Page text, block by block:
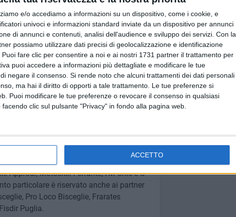
e/o accediamo a informazioni su un dispositivo, come i cookie, e
univoci e informazioni standard inviate da un dispositivo per annunci
di annunci e contenuti, analisi dell'audience e sviluppo dei servizi. Con la
possiamo utilizzare dati precisi di geolocalizzazione e identificazione
fare clic per consentire a noi e ai nostri 1731 partner il trattamento per
puoi accedere a informazioni più dettagliate e modificare le tue
negare il consenso. Si rende noto che alcuni trattamenti dei dati personali
ma hai il diritto di opporti a tale trattamento. Le tue preferenze si
Puoi modificare le tue preferenze o revocare il consenso in qualsiasi
clic sul pulsante "Privacy" in fondo alla pagina web.
ACCETTO
Gangai. «Sin da ragazzo mi sono
di acquistare una e-MTB. Il passaggio
le emozioni dei percorsi sterrati, ma
della MTB, permettendomi di
i percorsi della Puglia, una terra
e partecipare alle attività previste. Un
gratuito, per regalare agli ospiti una
l'iniziativa: Frama Sport Barletta,
Approdi, Motocicli Ferrante, I'M Chic e U
particolare è riservato anche ai partner
Pro Loco Bisceglie, Frarates
Puglia.